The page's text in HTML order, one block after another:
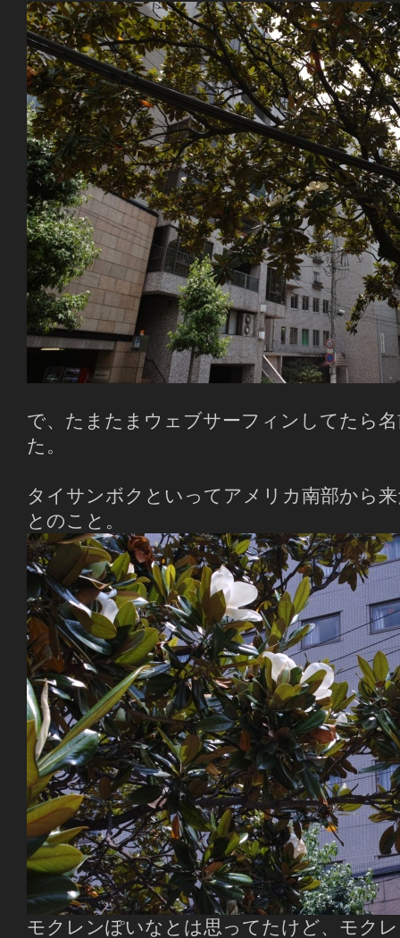
で、たまたまウェブサーフィンしてたら
た。
タイサンボクといってアメリカ南部から
とのこと。
モクレンぽいなとは思ってたけど、モク